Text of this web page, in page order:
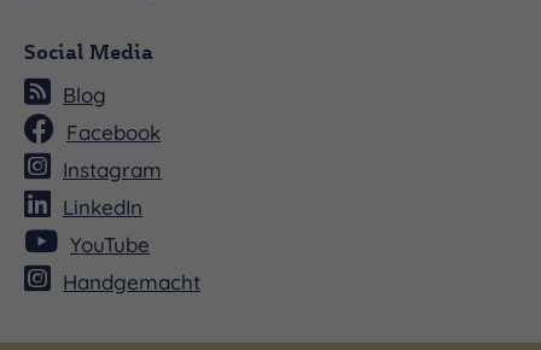
Social Media
Blog
Facebook
Instagram
LinkedIn
YouTube
Handgemacht